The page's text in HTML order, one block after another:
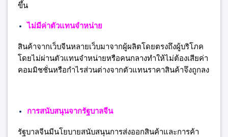
ขึ้น
ไม่มีค่าตัวแทนจำหน่าย
สินค้าจากเว็บจีนหลายเว็บมาจากผู้ผลิตโดยตรงถึงผู้บริโภค
โดยไม่ผ่านตัวแทนจำหน่ายหรือคนกลางทำให้ไม่ต้องเสียค่า
คอมมิชชั่นหรือกำไรส่วนต่างจากตัวแทนราคาสินค้าจึงถูกลง
การสนับสนุนจากรัฐบาลจีน
รัฐบาลจีนมีนโยบายสนับสนุนการส่งออกสินค้าและการค้า